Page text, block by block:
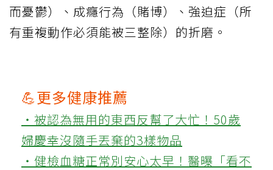
而憂鬱）、成癮行為（賭博）、強迫症（所
有重複動作必須能被三整除）的折磨。
💪更多健康推薦
‧被認為無用的東西反幫了大忙！50歲
婦慶幸沒隨手丟棄的3樣物品
‧健檢血糖正常別安心太早！醫曝「看不